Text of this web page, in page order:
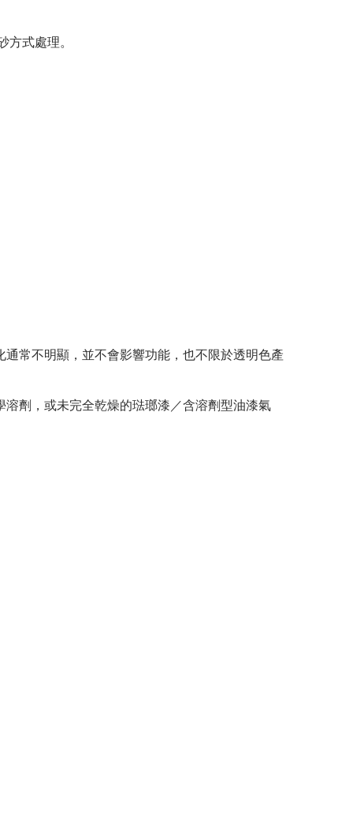
方式處理。
常不明顯，並不會影響功能，也不限於透明色產
劑，或未完全乾燥的琺瑯漆／含溶劑型油漆氣